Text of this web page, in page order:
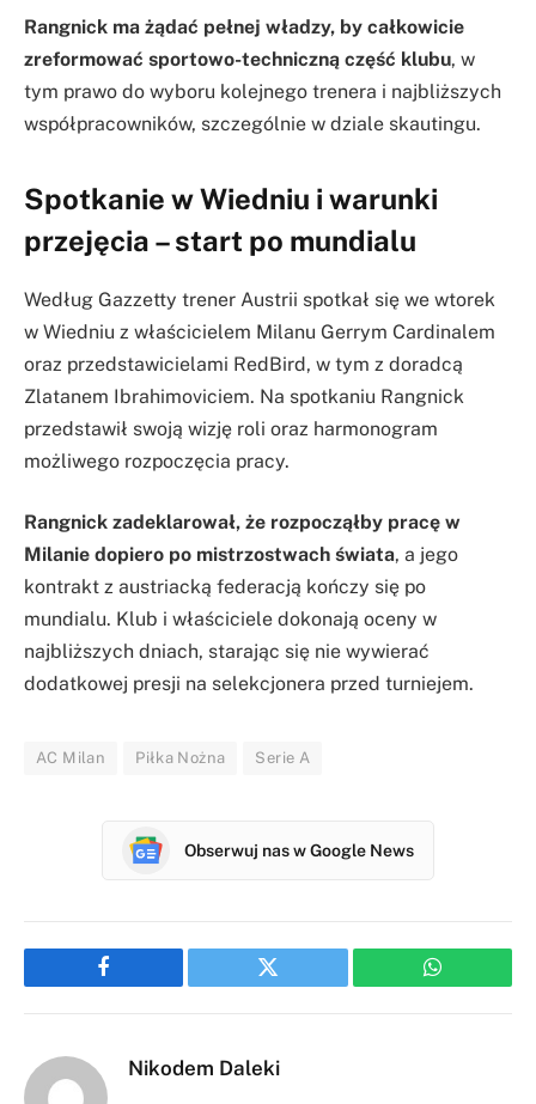
Rangnick ma żądać pełnej władzy, by całkowicie
zreformować sportowo-techniczną część klubu, w
tym prawo do wyboru kolejnego trenera i najbliższych
współpracowników, szczególnie w dziale skautingu.
Spotkanie w Wiedniu i warunki
przejęcia – start po mundialu
Według Gazzetty trener Austrii spotkał się we wtorek
w Wiedniu z właścicielem Milanu Gerrym Cardinalem
oraz przedstawicielami RedBird, w tym z doradcą
Zlatanem Ibrahimoviciem. Na spotkaniu Rangnick
przedstawił swoją wizję roli oraz harmonogram
możliwego rozpoczęcia pracy.
Rangnick zadeklarował, że rozpocząłby pracę w
Milanie dopiero po mistrzostwach świata, a jego
kontrakt z austriacką federacją kończy się po
mundialu. Klub i właściciele dokonają oceny w
najbliższych dniach, starając się nie wywierać
dodatkowej presji na selekcjonera przed turniejem.
AC Milan Piłka Nożna Serie A
Obserwuj nas w Google News
Facebook Twitter WhatsApp
Nikodem Daleki